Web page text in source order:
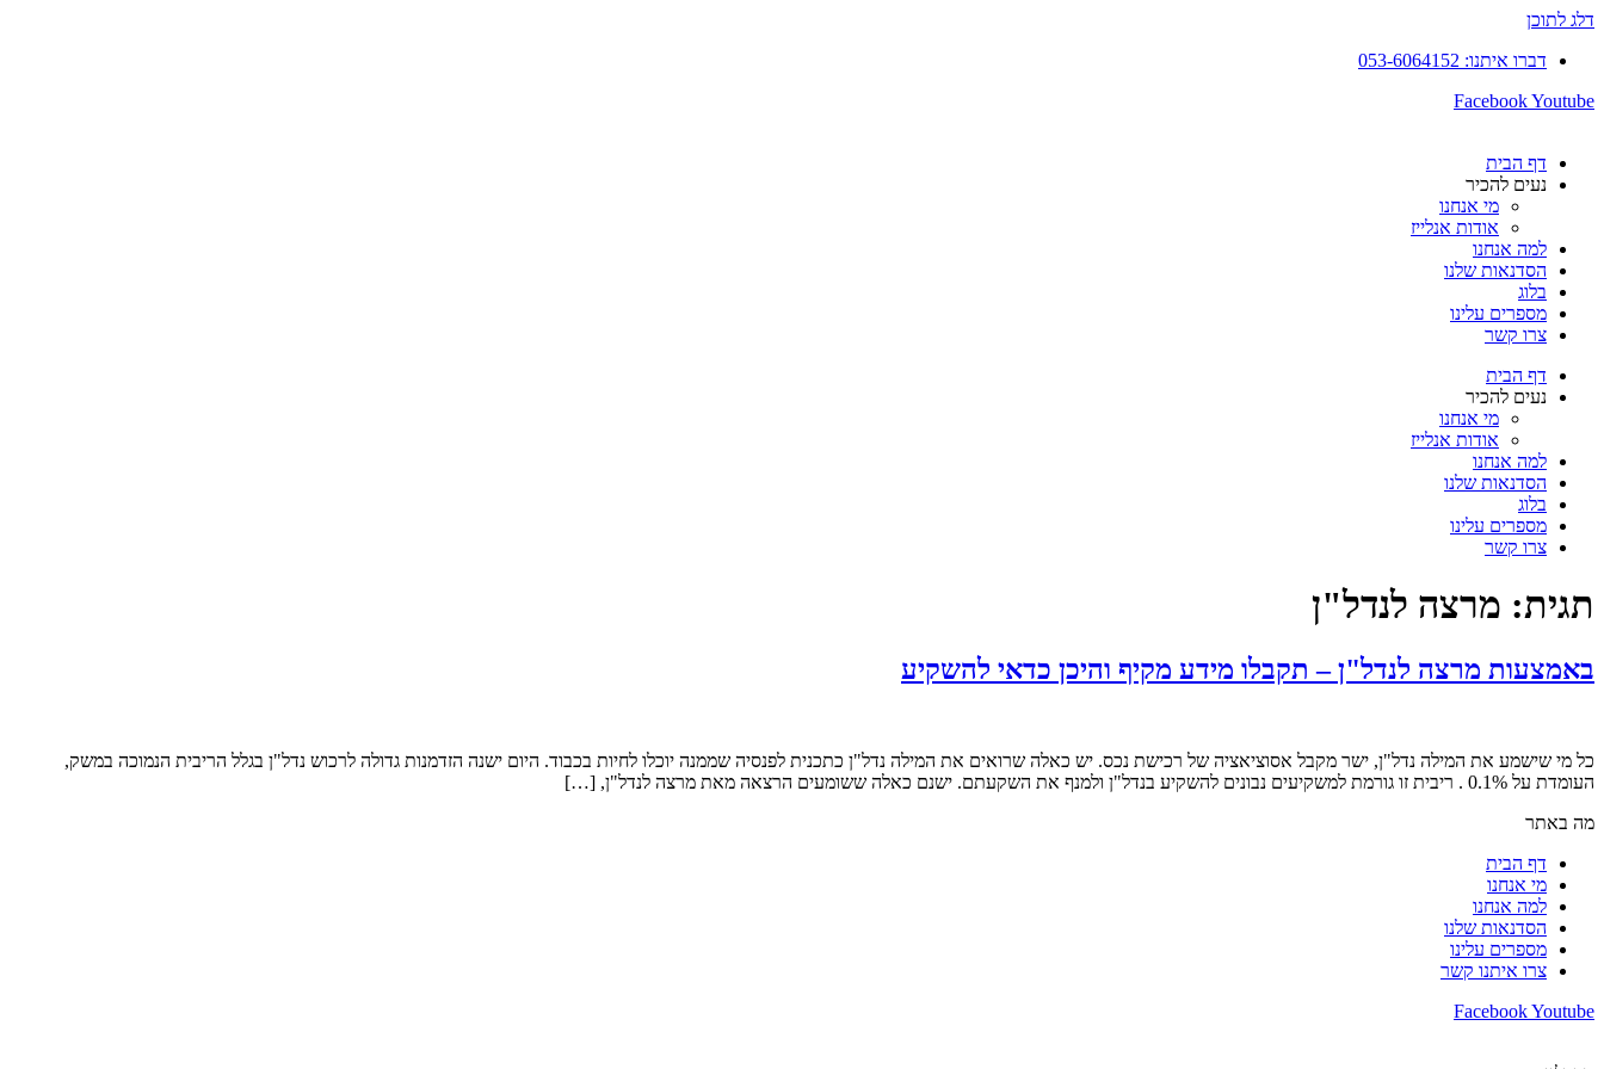
דלג לתוכן
דברו איתנו: 053-6064152
FacebookYoutube
דף הבית
נעים להכיר
מי אנחנו
אודות אנלייז
למה אנחנו
הסדנאות שלנו
בלוג
מספרים עלינו
צרו קשר
דף הבית
נעים להכיר
מי אנחנו
אודות אנלייז
למה אנחנו
הסדנאות שלנו
בלוג
מספרים עלינו
צרו קשר
תגית: מרצה לנדל"ן
באמצעות מרצה לנדל"ן – תקבלו מידע מקיף והיכן כדאי להשקיע
כל מי שישמע את המילה נדל"ן, ישר מקבל אסוציאציה של רכישת נכס. יש כאלה שרואים את המילה נדל"ן כתכנית לפנסיה שממנה יוכלו לחיות בכבוד. היום ישנה הזדמנות גדולה לרכוש נדל"ן בגלל הריבית הנמוכה במשק,
העומדת על 0.1% . ריבית זו גורמת למשקיעים נבונים להשקיע בנדל"ן ולמנף את השקעתם. ישנם כאלה ששומעים הרצאה מאת מרצה לנדל"ן, […]
מה באתר
דף הבית
מי אנחנו
למה אנחנו
הסדנאות שלנו
מספרים עלינו
צרו איתנו קשר
FacebookYoutube